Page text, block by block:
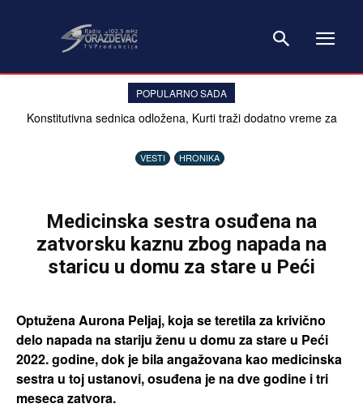
POPULARNO SADA
Konstitutivna sednica odložena, Kurti traži dodatno vreme za
VESTI HRONIKA
Medicinska sestra osuđena na
zatvorsku kaznu zbog napada na
staricu u domu za stare u Peći
Optužena Aurona Peljaj, koja se teretila za krivično
delo napada na stariju ženu u domu za stare u Peći
2022. godine, dok je bila angažovana kao medicinska
sestra u toj ustanovi, osuđena je na dve godine i tri
meseca zatvora.